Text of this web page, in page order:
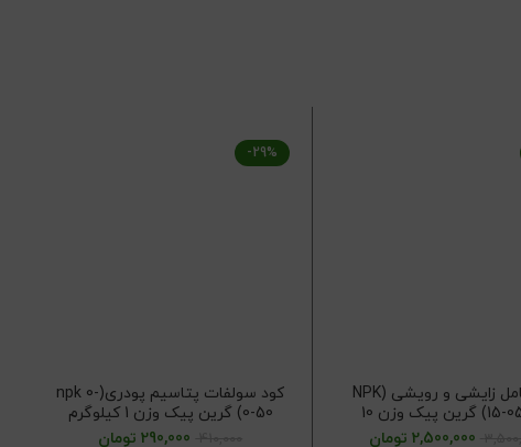
کود کامل زایشی و رویشی (NPK
15-05-30) گرین پیک وزن 10
کیلوگرم
2,500,000 تومان
-29%
کود سولفات پتاسیم پودری(npk 0-
0-50) گرین پیک وزن 1 کیلوگرم
290,000 تومان